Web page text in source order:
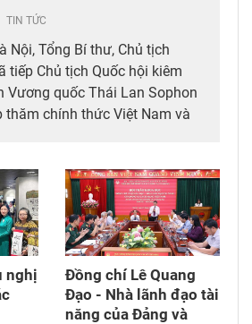
TIN TỨC
Nội, Tổng Bí thư, Chủ tịch
tiếp Chủ tịch Quốc hội kiêm
Vương quốc Thái Lan Sophon
thăm chính thức Việt Nam và
2026).
nghị
Đồng chí Lê Quang
Đạo - Nhà lãnh đạo tài
năng của Đảng và